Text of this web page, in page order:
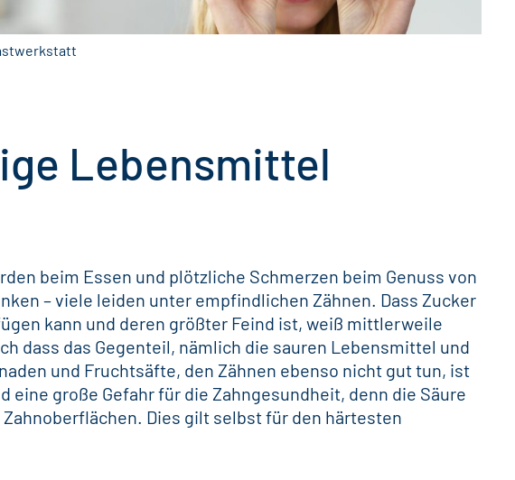
Lebensmittel
beim Essen und plötzliche Schmerzen beim Genuss von
– viele leiden unter empfindlichen Zähnen. Dass Zucker
kann und deren größter Feind ist, weiß mittlerweile
dass das Gegenteil, nämlich die sauren Lebensmittel und
und Fruchtsäfte, den Zähnen ebenso nicht gut tun, ist
eine große Gefahr für die Zahngesundheit, denn die Säure
Dies gilt selbst für den härtesten